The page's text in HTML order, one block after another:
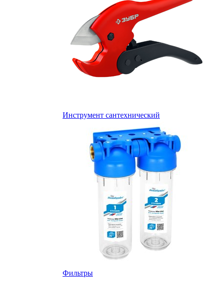
Инструмент сантехнический
Фильтры